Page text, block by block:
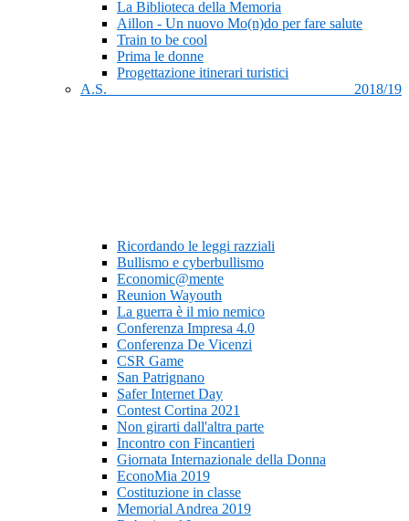
La Biblioteca della Memoria
Aillon - Un nuovo Mo(n)do per fare salute
Train to be cool
Prima le donne
Progettazione itinerari turistici
A.S. 2018/19
Ricordando le leggi razziali
Bullismo e cyberbullismo
Economic@mente
Reunion Wayouth
La guerra è il mio nemico
Conferenza Impresa 4.0
Conferenza De Vicenzi
CSR Game
San Patrignano
Safer Internet Day
Contest Cortina 2021
Non girarti dall'altra parte
Incontro con Fincantieri
Giornata Internazionale della Donna
EconoMia 2019
Costituzione in classe
Memorial Andrea 2019